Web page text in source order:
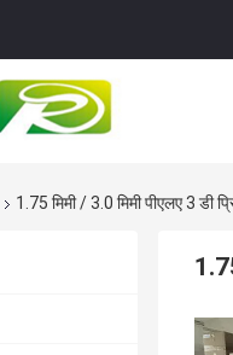
1.75 मिमी / 3.0 मिमी पीएलए 3 डी